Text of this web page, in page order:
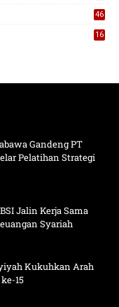
46
16
Gandeng PT
Pelatihan Strategi
Jalin Kerja Sama
Syariah
Kukuhkan Arah
15